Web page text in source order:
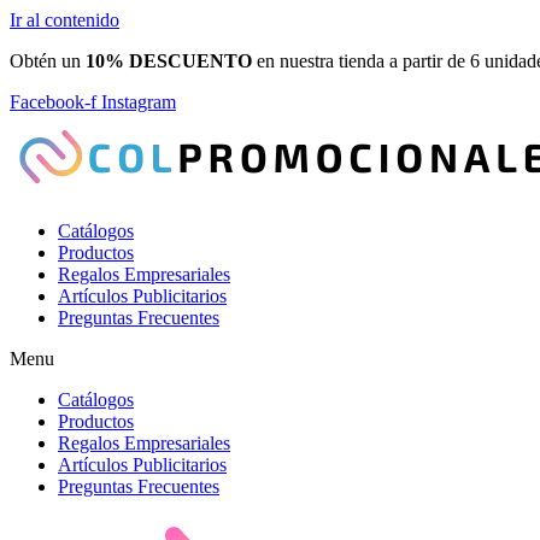
Ir al contenido
Obtén un 10% DESCUENTO en nuestra tienda a partir de 6
Facebook-f Instagram
Catálogos
Productos
Regalos Empresariales
Artículos Publicitarios
Preguntas Frecuentes
Menu
Catálogos
Productos
Regalos Empresariales
Artículos Publicitarios
Preguntas Frecuentes